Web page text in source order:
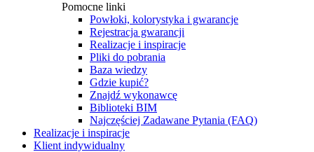
Pomocne linki
Powłoki, kolorystyka i gwarancje
Rejestracja gwarancji
Realizacje i inspiracje
Pliki do pobrania
Baza wiedzy
Gdzie kupić?
Znajdź wykonawcę
Biblioteki BIM
Najczęściej Zadawane Pytania (FAQ)
Realizacje i inspiracje
Klient indywidualny